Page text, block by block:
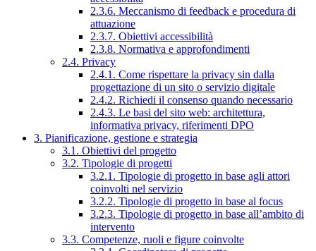
2.3.6. Meccanismo di feedback e procedura di
attuazione
2.3.7. Obiettivi accessibilità
2.3.8. Normativa e approfondimenti
2.4. Privacy
2.4.1. Come rispettare la privacy sin dalla
progettazione di un sito o servizio digitale
2.4.2. Richiedi il consenso quando necessario
2.4.3. Le basi del sito web: architettura,
informativa privacy, riferimenti DPO
3. Pianificazione, gestione e strategia
3.1. Obiettivi del progetto
3.2. Tipologie di progetti
3.2.1. Tipologie di progetto in base agli attori
coinvolti nel servizio
3.2.2. Tipologie di progetto in base al focus
3.2.3. Tipologie di progetto in base all’ambito di
intervento
3.3. Competenze, ruoli e figure coinvolte